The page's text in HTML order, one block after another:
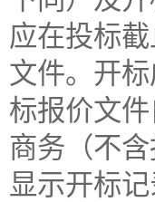
应在投标
文件。开
标报价文
商务（不
显示开标